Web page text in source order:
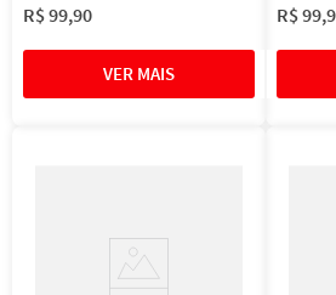
R$99,90 R$99,